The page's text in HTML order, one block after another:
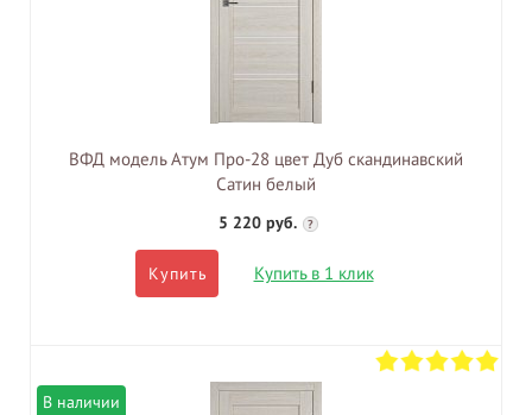
ВФД модель Атум Про-28 цвет Дуб скандинавский
Сатин белый
5 220 руб. ?
Купить Купить в 1 клик
В наличии